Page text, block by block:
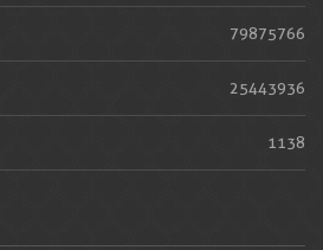
79875766
25443936
1138